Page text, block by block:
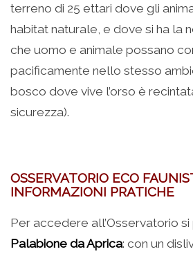
terreno di 25 ettari dove gli
habitat naturale, e dove si ha la
che uomo e animale possano
pacificamente nello stesso
bosco dove vive l’orso è
sicurezza).
OSSERVATORIO ECO
INFORMAZIONI PRATICHE
Per accedere all’Osservatorio
Palabione da Aprica: con un